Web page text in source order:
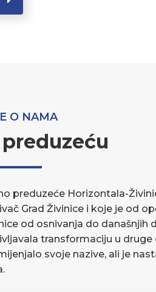
O NAMA
preduzeću
preduzeće Horizontala-
Grad Živinice i koje je od
od osnivanja do današnjih
transformaciju u
svoje nazive, ali je